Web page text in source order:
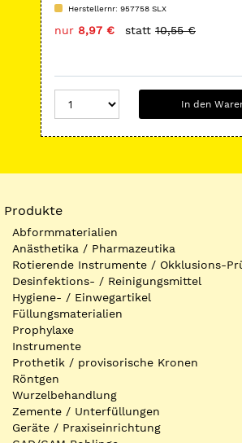
Herstellernr: 957758 SLX
nur 8,97 € statt 10,55 €
In den
Produkte
Abformmaterialien
Anästhetika / Pharmazeutika
Rotierende Instrumente / Okklusions-
Desinfektions- / Reinigungsmittel
Hygiene- / Einwegartikel
Füllungsmaterialien
Prophylaxe
Instrumente
Prothetik / provisorische Kronen
Röntgen
Wurzelbehandlung
Zemente / Unterfüllungen
Geräte / Praxiseinrichtung